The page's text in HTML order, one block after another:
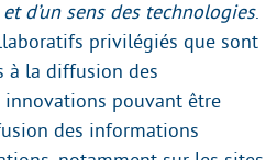
d’un sens des technologies.
privilégiés que sont
à la diffusion des
innovations pouvant être
des informations